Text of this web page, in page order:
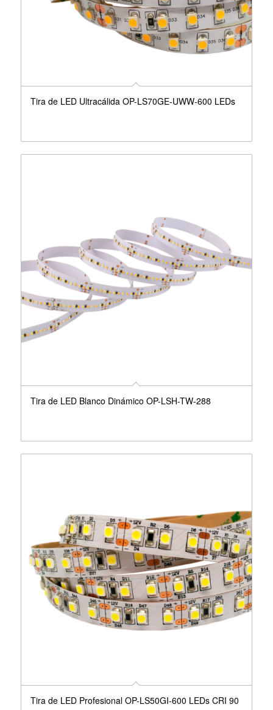
Tira de LED Ultracálida OP-LS70GE-UWW-600 LEDs
Tira de LED Blanco Dinámico OP-LSH-TW-288
Tira de LED Profesional OP-LS50GI-600 LEDs CRI 90